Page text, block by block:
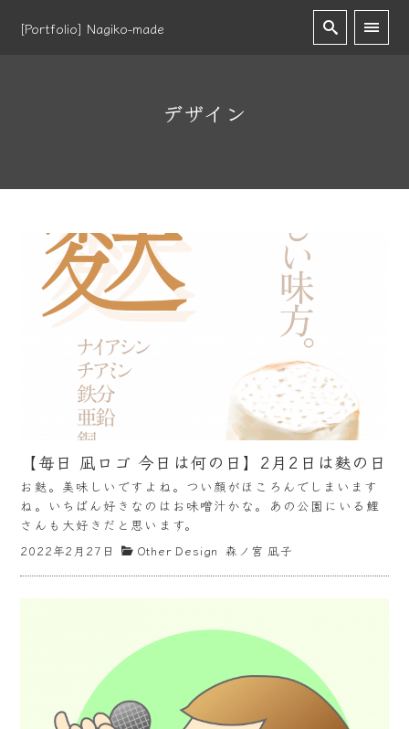
[Portfolio] Nagiko-made
デザイン
【毎日 凪ロゴ 今日は何の日】2月2日は麩の日
お麩。美味しいですよね。つい顔がほころんでしまいます
ね。いちばん好きなのはお味噌汁かな。あの公園にいる鯉
さんも大好きだと思います。
2022年2月27日 Other Design 森ノ宮 凪子